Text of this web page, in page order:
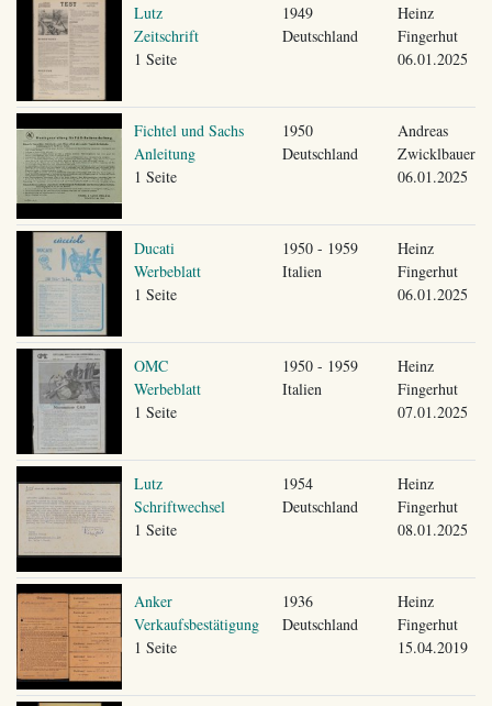
Lutz
Zeitschrift
1 Seite
1949
Deutschland
Heinz
Fingerhut
06.01.2025
Fichtel und Sachs
Anleitung
1 Seite
1950
Deutschland
Andreas
Zwicklbauer
06.01.2025
Ducati
Werbeblatt
1 Seite
1950 - 1959
Italien
Heinz
Fingerhut
06.01.2025
OMC
Werbeblatt
1 Seite
1950 - 1959
Italien
Heinz
Fingerhut
07.01.2025
Lutz
Schriftwechsel
1 Seite
1954
Deutschland
Heinz
Fingerhut
08.01.2025
Anker
Verkaufsbestätigung
1 Seite
1936
Deutschland
Heinz
Fingerhut
15.04.2019